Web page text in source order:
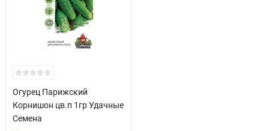
Огурец Парижский
Корнишон цв.п 1гр Удачные
Семена